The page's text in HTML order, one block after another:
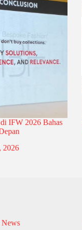
IFW 2026 Bahas
2026